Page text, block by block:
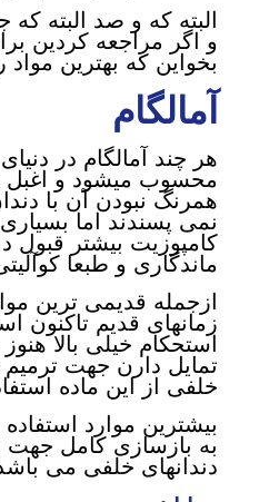
البته که و صد البته
و اگر مراجعه کردین
بخواین که بهترین مواد
آمالگام
هر چند آمالگام در
محسوب میشود و اغبل
همرنگ نبودن آن با
نمی پسندند اما بسیاری
کامپوزیت بیشتر قبول
ماندگاری و طبعا
ازجمله قدیمی ترین
زمانهای قدیم تاکنون
استحکام خیلی بالا
تمایل دارن جهت ترمیم
خلفی از این ماده
بیشترین موارد استفاده
به بازسازی کامل
دندانهای خلفی می